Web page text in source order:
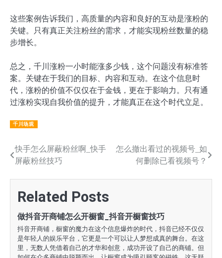
这些案例告诉我们，高质量的内容和良好的互动是涨粉的
关键。只有真正关注粉丝的需求，才能实现粉丝数量的稳
步增长。
总之，千川涨粉一小时能涨多少钱，这个问题没有标准答
案。关键在于我们的目标、内容和互动。在这个信息时
代，涨粉的价值不仅仅在于金钱，更在于影响力。只有通
过涨粉实现自我价值的提升，才能真正在这个时代立足。
千川场观
文
章
航
快手怎么屏蔽粉丝啊_快手
屏蔽粉丝技巧
怎么撤出看过的视频号_如
何删除已看视频号？
Related Posts
做抖音开商铺怎么开橱窗_抖音开橱窗技巧
抖音开商铺，橱窗的魔力在这个信息爆炸的时代，抖音已经不仅仅
是年轻人的娱乐平台，它更是一个可以让人梦想成真的舞台。在这
里，无数人凭借着自己的才华和创意，成功开设了自己的商铺。但